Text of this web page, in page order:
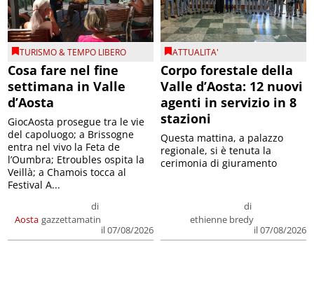
TURISMO & TEMPO LIBERO
Cosa fare nel fine
settimana in Valle
d’Aosta
Aosta
di
gazzettamatin
il 07/08/2026
GiocAosta prosegue tra le vie
del capoluogo; a Brissogne
entra nel vivo la Feta de
l’Oumbra; Etroubles ospita la
Veillà; a Chamois tocca al
Festival A...
ATTUALITA'
Corpo forestale della
Valle d’Aosta: 12 nuovi
agenti in servizio in 8
stazioni
di
ethienne bredy
il 07/08/2026
Questa mattina, a palazzo
regionale, si è tenuta la
cerimonia di giuramento